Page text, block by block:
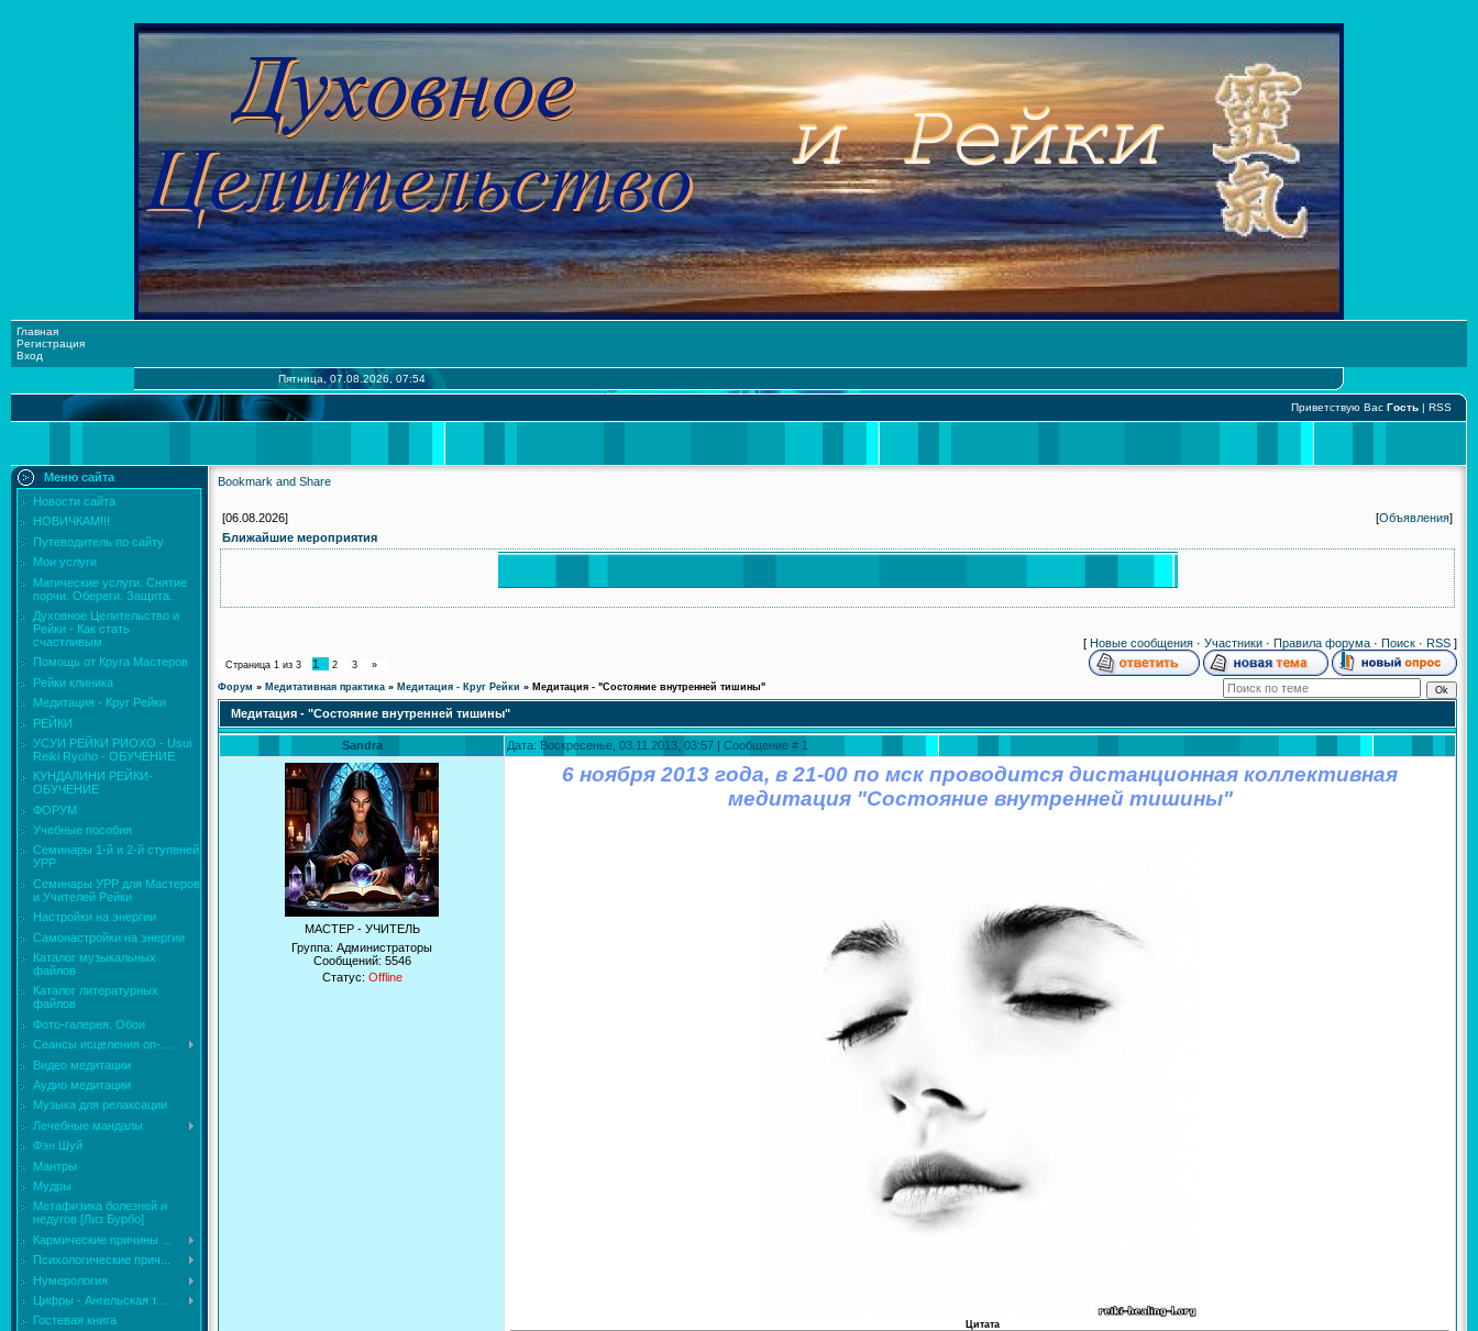
Главная
Регистрация
Вход
Пятница, 07.08.2026, 07:54
Приветствую Вас Гость | RSS
Меню сайта
Новости сайта
НОВИЧКАМ!!!
Путеводитель по сайту
Мои услуги
Магические услуги. Снятие
порчи. Обереги. Защита.
Духовное Целительство и
Рейки - Как стать
счастливым
Помощь от Круга Мастеров
Рейки клиника
Медитация - Круг Рейки
РЕЙКИ
УСУИ РЕЙКИ РИОХО - Usui
Reiki Ryoho - ОБУЧЕНИЕ
КУНДАЛИНИ РЕЙКИ-
ОБУЧЕНИЕ
ФОРУМ
Учебные пособия
Семинары 1-й и 2-й ступеней
УРР
Семинары УРР для Мастеров
и Учителей Рейки
Настройки на энергии
Самонастройки на энергии
Каталог музыкальных
файлов
Каталог литературных
файлов
Фото-галерея. Обои
Сеансы исцеления on-...
Видео медитации
Аудио медитации
Музыка для релаксации
Лечебные мандалы
Фэн Шуй
Мантры
Мудры
Mетафизика болезней и
недугов [Лиз Бурбо]
Кармические причины ...
Психологические прич...
Нумерология
Цифры - Ангельская т...
Гостевая книга
[06.08.2026] [Объявления]
Ближайшие мероприятия
[ Новые сообщения · Участники · Правила форума · Поиск · RSS ]
Страница 1 из 3 1 2 3
»
Форум » Медитативная практика » Медитация - Круг Рейки » Медитация - "Состояние внутренней тишины"
Медитация - "Состояние внутренней тишины"
Sandra Дата: Воскресенье, 03.11.2013, 03:57 | Сообщение # 1
МАСТЕР - УЧИТЕЛЬ
Группа: Администраторы
Сообщений: 5546
Статус: Offline
6 ноября 2013 года, в 21-00 по мск проводится дистанционная коллективная
медитация "Состояние внутренней тишины"
Цитата